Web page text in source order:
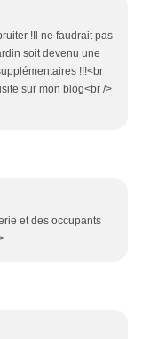
!Il ne faudrait pas
soit devenu une
!!!<br
sur mon blog<br />
et des occupants